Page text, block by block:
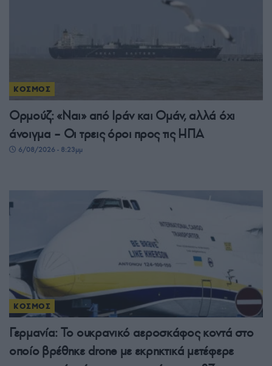
ΚΟΣΜΟΣ
Ορμούζ: «Ναι» από Ιράν και Ομάν, αλλά όχι
άνοιγμα – Οι τρεις όροι προς τις ΗΠΑ
6/08/2026 - 8:23μμ
ΚΟΣΜΟΣ
Γερμανία: Το ουκρανικό αεροσκάφος κοντά στο
οποίο βρέθηκε drone με εκρηκτικά μετέφερε